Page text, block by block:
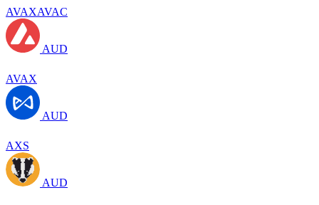
AVAXAVAC
AUD
AVAX
AUD
AXS
AUD